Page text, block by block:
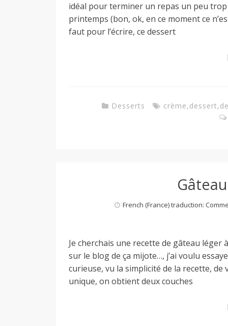
idéal pour terminer un repas un peu
printemps (bon, ok, en ce moment ce
faut pour l’écrire, ce dessert
Desserts crème,dessert,
French (France) traduction:
Je cherchais une recette de gâteau léger
sur le blog de ça mijote…, j’ai voulu
curieuse, vu la simplicité de la recette,
unique, on obtient deux couches